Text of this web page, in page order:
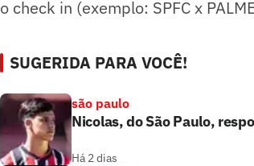
o check in (exemplo: SPFC x
SUGERIDA PARA VOCÊ!
são paulo
Nicolas, do São Paulo,
Há 2 dias